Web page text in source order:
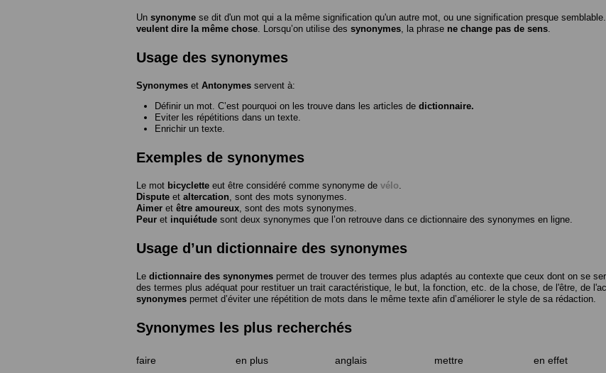
Un synonyme se dit d'un mot qui a la même signification qu'un autre mot, ou une signification presque
veulent dire la même chose . Lorsqu’on utilise des synonymes , la phrase ne change pas de sens
Usage des synonymes
Synonymes et Antonymes servent à:
Définir un mot. C’est pourquoi on les trouve dans les articles de dictionnaire.
Eviter les répétitions dans un texte.
Enrichir un texte.
Exemples de synonymes
Le mot bicyclette eut être considéré comme synonyme de vélo
Dispute et altercation , sont des mots synonymes.
Aimer et être amoureux , sont des mots synonymes.
Peur et inquiétude sont deux synonymes que l’on retrouve dans ce dictionnaire des synonymes en ligne.
Usage d’un dictionnaire des synonymes
Le dictionnaire des synonymes permet de trouver des termes plus adaptés au contexte que ceux dont on se
des termes plus adéquat pour restituer un trait caractéristique, le but, la fonction, etc. de la chose, de l'être, de
synonymes permet d’éviter une répétition de mots dans le même texte afin d’améliorer le style de sa rédaction.
Synonymes les plus recherchés
faire en plus anglais mettre en effet